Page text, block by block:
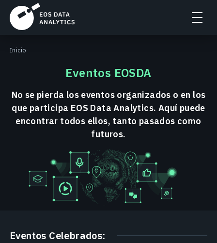
Inicio
Eventos EOSDA
No se pierda los eventos organizados o en los
que participa EOS Data Analytics. Aquí puede
encontrar todos ellos, tanto pasados como
futuros.
Eventos Celebrados: